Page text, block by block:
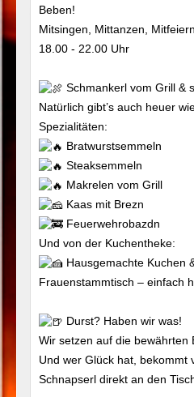
Beben!
Mitsingen, Mittanzen,
18.00 - 22.00 Uhr
Schmankerl vom Grill &
Natürlich gibt’s auch heuer
Spezialitäten:
Bratwurstsemmeln
Steaksemmeln
Makrelen vom Grill
Kaas mit Brezn
Feuerwehrobazdn
Und von der Kuchentheke:
Hausgemachte Kuchen
Frauenstammtisch – einfach
Durst? Haben wir was!
Wir setzen auf die bewährten
Und wer Glück hat, bekommt
Schnapserl direkt an den